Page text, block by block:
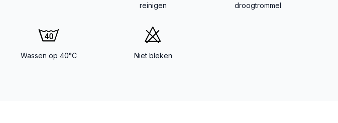
reinigen
droogtrommel
Wassen op 40°C Niet bleken